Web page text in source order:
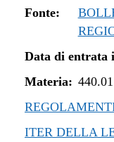
Fonte:
Data di entrata
Materia: 440.01
ITER DELLA